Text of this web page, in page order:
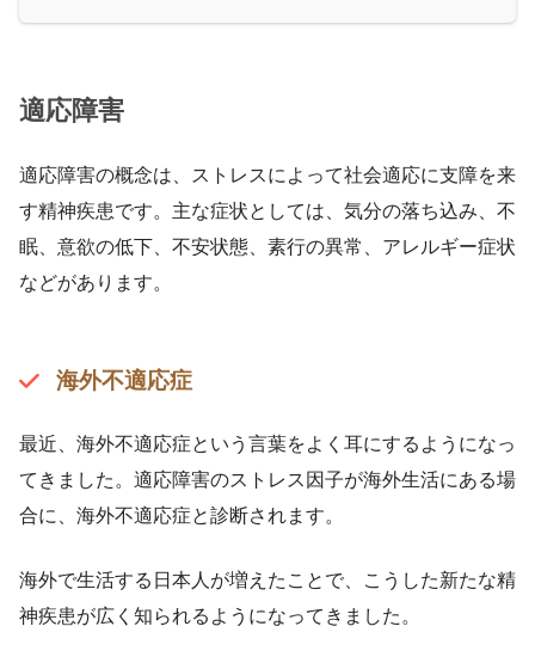
適応障害
適応障害の概念は、ストレスによって社会適応に支障を来
す精神疾患です。主な症状としては、気分の落ち込み、不
眠、意欲の低下、不安状態、素行の異常、アレルギー症状
などがあります。
海外不適応症
最近、海外不適応症という言葉をよく耳にするようになっ
てきました。適応障害のストレス因子が海外生活にある場
合に、海外不適応症と診断されます。
海外で生活する日本人が増えたことで、こうした新たな精
神疾患が広く知られるようになってきました。